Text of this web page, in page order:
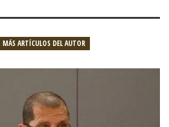
MÁS ARTÍCULOS DEL AUTOR